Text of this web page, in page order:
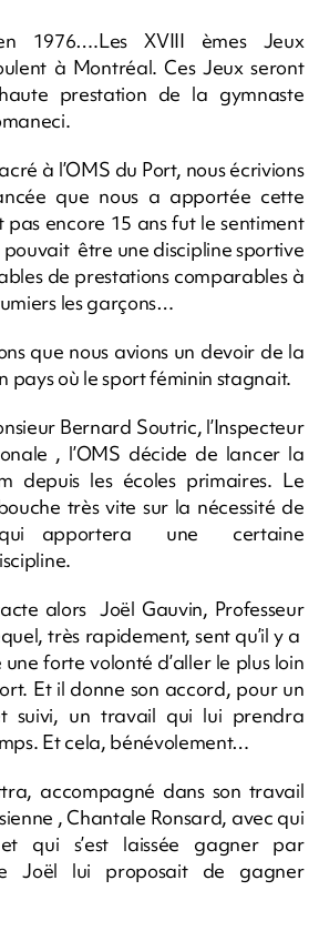
1976….Les XVIII èmes Jeux
à Montréal. Ces Jeux seront
prestation de la gymnaste
à l’OMS du Port, nous écrivions
que nous a apportée cette
pas encore 15 ans fut le sentiment
être une discipline sportive
de prestations comparables à
les garçons…
que nous avions un devoir de la
pays où le sport féminin stagnait.
Bernard Soutric, l’Inspecteur
, l’OMS décide de lancer la
depuis les écoles primaires. Le
très vite sur la nécessité de
qui apportera une certaine
alors Joël Gauvin, Professeur
très rapidement, sent qu’il y a
forte volonté d’aller le plus loin
Et il donne son accord, pour un
suivi, un travail qui lui prendra
Et cela, bénévolement…
accompagné dans son travail
, Chantale Ronsard, avec qui
qui s’est laissée gagner par
Joël lui proposait de gagner